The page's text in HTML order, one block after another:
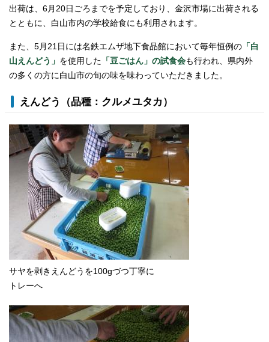
出荷は、6月20日ごろまでを予定しており、金沢市場に出荷される
とともに、白山市内の学校給食にも利用されます。
また、5月21日には名鉄エムザ地下食品館において毎年恒例の 「白
山えんどう」 を使用した 「豆ごはん」の試食会も行われ、県内外
の多くの方に白山市の旬の味を味わっていただきました。
えんどう（品種：クルメユタカ）
サヤを剥きえんどうを100gづつ丁寧に
トレーへ